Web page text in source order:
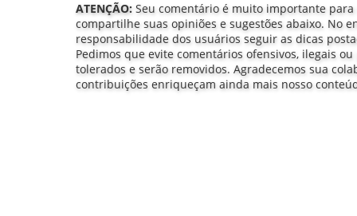
ATENÇÃO: Seu comentário é muito importante para
compartilhe suas opiniões e sugestões abaixo. No
responsabilidade dos usuários seguir as dicas
Pedimos que evite comentários ofensivos, ilegais
tolerados e serão removidos. Agradecemos sua
contribuições enriqueçam ainda mais nosso